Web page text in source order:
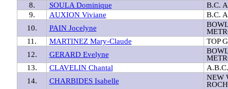
8.
SOULA Dominique
B.C.
9.
AUXION Viviane
B.C.
10.
PAIN Jocelyne
11.
MARTINEZ Mary-Claude
TOP
12.
GERARD Evelyne
13.
CLAVELIN Chantal
14.
CHARBIDES Isabelle
NEW